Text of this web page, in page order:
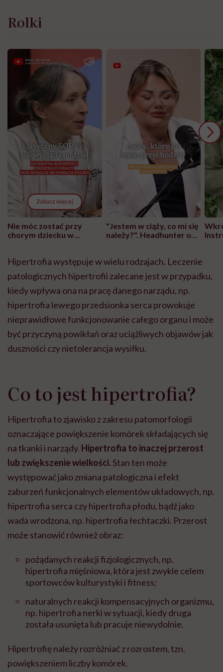
Rolki
Zobacz więcej
Nie móc zostać przy
chorym dziecku w
może chyba tylko
głupota i brak
wyobraźni"
"Jestem w ciąży, co mi się
należy?". Headhunter o
pracy
Hipertrofia występuje w wielu rodzajach. Leczenie
patologicznych hipertrofii zalecane jest w przypadku,
kiedy wpływa ona na pracę danego narządu, np.
hipertrofia lewego przedsionka serca prowokuje
nieprawidłowe funkcjonowanie całego organu i może
być przyczyną powikłań oraz uciążliwych objawów jak
duszności czy nietolerancja wysiłku.
Co to jest hipertrofia?
Hipertrofia to zjawisko z zakresu patomorfologii
oznaczające powiększenie komórek składających się
na tkanki i narządy. Hipertrofia to inaczej przerost
lub zwiększenie wielkości.Stan ten może
występować jako zmiana patologiczna i efekt
zaburzeń funkcjonalnych elementów układowych, np.
hipertrofia serca czy hipertrofia płodu, bądź jako
wada wrodzona, np. hipertrofia łechtaczki. Przerost
może stanowić również obraz:
pożądanych reakcji fizjologicznych, np.
hipertrofia mięśniowa, która jest zwykle celem
sportowców kulturystyki i fitness;
naturalnych reakcji kompensacyjnych organizmu,
np. hipertrofia nerki w sytuacji, kiedy druga
została usunięta lub pracuje niewydolnie.
Hipertrofię należy rozróżniać z rozrostem, tzn.
powiększeniem liczby komórek.